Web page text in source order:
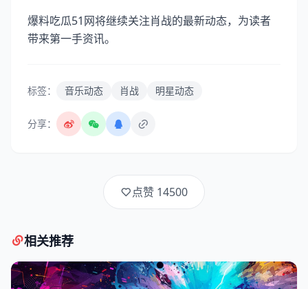
爆料吃瓜51网将继续关注肖战的最新动态，为读者
带来第一手资讯。
标签： 音乐动态 肖战 明星动态
分享：
点赞 14500
相关推荐